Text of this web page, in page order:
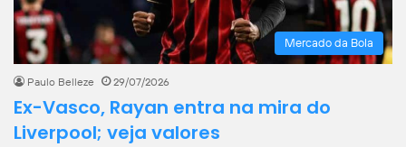
Mercado da Bola
Paulo Belleze 29/07/2026
Ex-Vasco, Rayan entra na mira do
Liverpool; veja valores